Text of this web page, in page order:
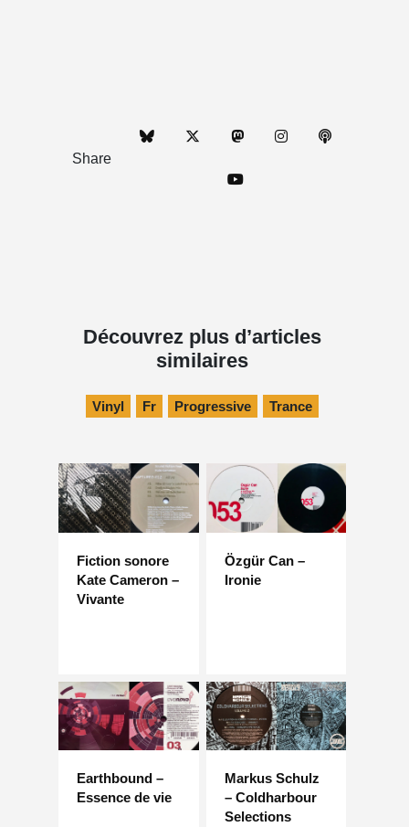
Share
Découvrez plus d’articles
similaires
Vinyl Fr Progressive Trance
Fiction sonore
Kate Cameron –
Vivante
Özgür Can –
Ironie
Earthbound –
Essence de vie
Markus Schulz
– Coldharbour
Selections